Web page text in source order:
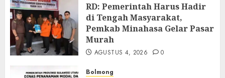
RD: Pemerintah Harus Hadir
di Tengah Masyarakat,
Pemkab Minahasa Gelar Pasar
Murah
AGUSTUS 4, 2026 0
Bolmong